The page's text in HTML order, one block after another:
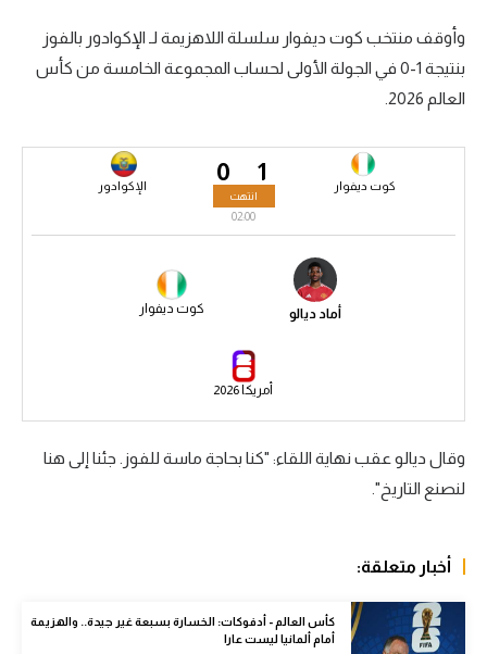
سعودي في الجول
الدوري الإسباني
كرة يد
الوطن العربي
في المونديال
وأوقف منتخب كوت ديفوار سلسلة اللاهزيمة لـ الإكوادور بالفوز
بنتيجة 1-0 في الجولة الأولى لحساب المجموعة الخامسة من كأس
العالم 2026.
1 كوت ديفوار 0 الإكوادور
انتهت
02:00
أماد ديالو كوت ديفوار
أمريكا 2026
وقال ديالو عقب نهاية اللقاء: "كنا بحاجة ماسة للفوز. جئنا إلى هنا
لنصنع التاريخ".
أخبار متعلقة:
كأس العالم - أدفوكات: الخسارة بسبعة غير جيدة.. والهزيمة
أمام ألمانيا ليست عارا